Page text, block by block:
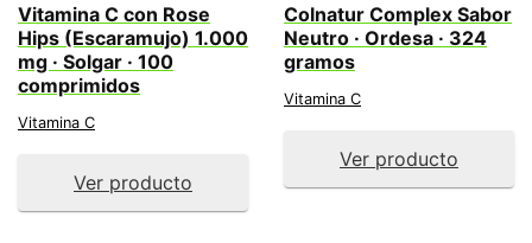
Vitamina C con Rose
Hips (Escaramujo) 1.000
mg · Solgar · 100
comprimidos
Vitamina C
Ver producto
Colnatur Complex Sabor
Neutro · Ordesa · 324
gramos
Vitamina C
Ver producto